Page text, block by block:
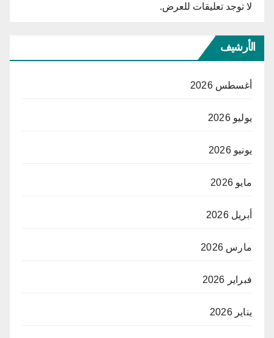
لا توجد تعليقات للعرض.
الأرشيف
أغسطس 2026
يوليو 2026
يونيو 2026
مايو 2026
أبريل 2026
مارس 2026
فبراير 2026
يناير 2026